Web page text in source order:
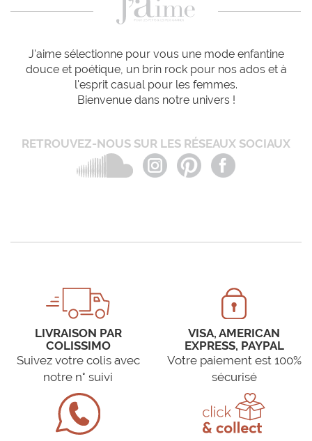
J'aime sélectionne pour vous une mode enfantine
douce et poétique, un brin rock pour nos ados et à
l'esprit casual pour les femmes.
Bienvenue dans notre univers !
RETROUVEZ-NOUS SUR LES RÉSEAUX SOCIAUX
LIVRAISON PAR
COLISSIMO
Suivez votre colis avec
notre n° suivi
VISA, AMERICAN
EXPRESS, PAYPAL
Votre paiement est 100%
sécurisé